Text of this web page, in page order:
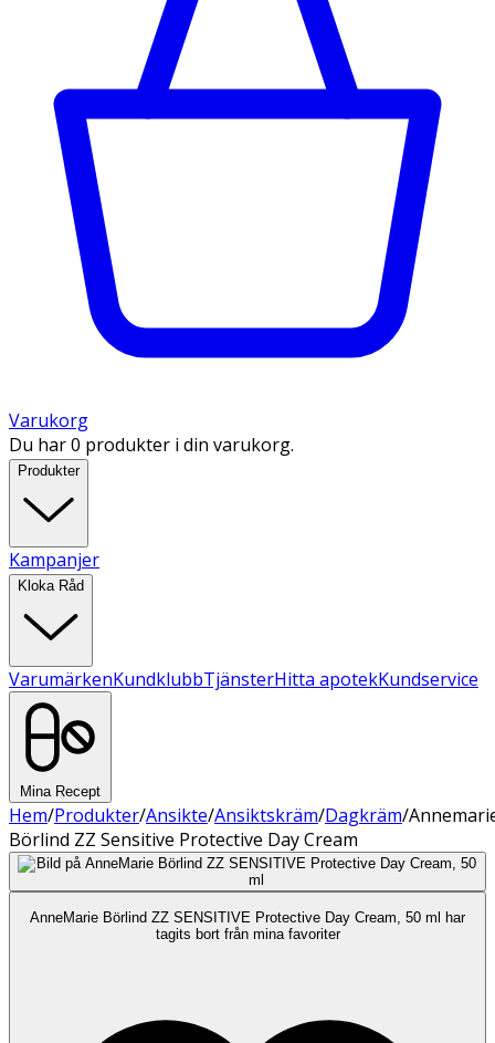
Varukorg
Du har 0 produkter i din varukorg.
Produkter
Kampanjer
Kloka Råd
VarumärkenKundklubbTjänsterHitta apotekKundservice
Mina Recept
Hem/Produkter/Ansikte/Ansiktskräm/Dagkräm/
Börlind ZZ Sensitive Protective Day Cream
AnneMarie Börlind ZZ SENSITIVE Protective Day Cream, 50 ml har
tagits bort från mina favoriter